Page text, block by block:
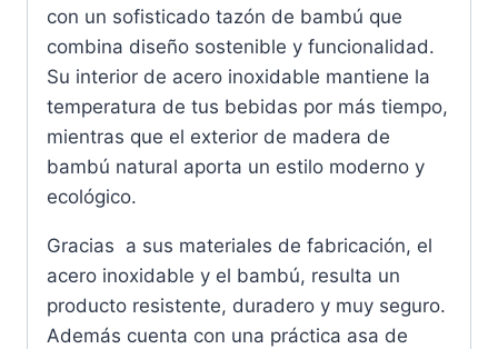
con un sofisticado tazón de bambú que
combina diseño sostenible y funcionalidad.
Su interior de acero inoxidable mantiene la
temperatura de tus bebidas por más tiempo,
mientras que el exterior de madera de
bambú natural aporta un estilo moderno y
ecológico.
Gracias a sus materiales de fabricación, el
acero inoxidable y el bambú, resulta un
producto resistente, duradero y muy seguro.
Además cuenta con una práctica asa de